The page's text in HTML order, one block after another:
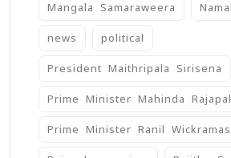
Mangala Samaraweera
news political
President Maithripala Sirisena
Prime Minister Mahinda
Prime Minister Ranil